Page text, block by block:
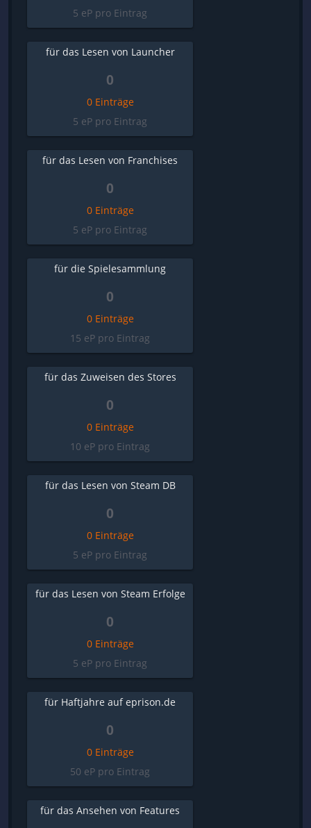
5 eP pro Eintrag
für das Lesen von Launcher
0
0 Einträge
5 eP pro Eintrag
für das Lesen von Franchises
0
0 Einträge
5 eP pro Eintrag
für die Spielesammlung
0
0 Einträge
15 eP pro Eintrag
für das Zuweisen des Stores
0
0 Einträge
10 eP pro Eintrag
für das Lesen von Steam DB
0
0 Einträge
5 eP pro Eintrag
für das Lesen von Steam Erfolge
0
0 Einträge
5 eP pro Eintrag
für Haftjahre auf eprison.de
0
0 Einträge
50 eP pro Eintrag
für das Ansehen von Features